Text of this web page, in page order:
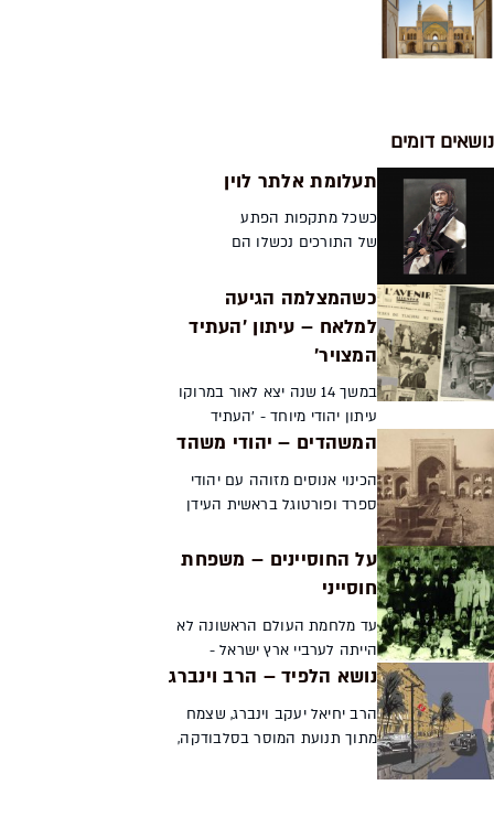
נושאים דומים
תעלומת אלתר לוין
כשכל מתקפות הפתע
של התורכים נכשלו הם
צפונותיהם והפכו את
הארץ כדי למצוא אותו.
סיפורו של המשורר,
המרגל וסוכן הביטוח
אלתר לוין ותעלומת
מותו תמר הי...
כשהמצלמה הגיעה
למלאח – עיתון 'העתיד
המצויר'
במשך 14 שנה יצא לאור במרוקו
עיתון יהודי מיוחד - 'העתיד
המצויר'. העיתון לא רק נכתב על
הציג לראשונה בתצלומים את הווי
חייהם. סיפורו ...
המשהדים – יהודי משהד
הכינוי אנוסים מזוהה עם יהודי
ספרד ופורטוגל בראשית העידן
ממאתיים שנה נידונו יהודי העיר
אנוסי...
על החוסיינים – משפחת
חוסייני
עד מלחמת העולם הראשונה לא
הייתה לערביי ארץ ישראל -
פלשתינה - תודעה עצמית של
של תודעה כזו בלי משפחת
חוסייני. סיפור בן 300 שנה על מ...
נושא הלפיד – הרב וינברג
הרב יחיאל יעקב וינברג, שצמח
מתוך תנועת המוסר בסלבודקה,